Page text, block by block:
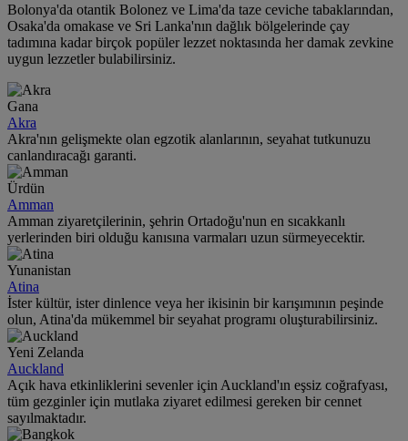
Bolonya'da otantik Bolonez ve Lima'da taze ceviche tabaklarından,
Osaka'da omakase ve Sri Lanka'nın dağlık bölgelerinde çay
tadımına kadar birçok popüler lezzet noktasında her damak zevkine
uygun lezzetler bulabilirsiniz.
Gana
Akra
Akra'nın gelişmekte olan egzotik alanlarının, seyahat tutkunuzu
canlandıracağı garanti.
Ürdün
Amman
Amman ziyaretçilerinin, şehrin Ortadoğu'nun en sıcakkanlı
yerlerinden biri olduğu kanısına varmaları uzun sürmeyecektir.
Yunanistan
Atina
İster kültür, ister dinlence veya her ikisinin bir karışımının peşinde
olun, Atina'da mükemmel bir seyahat programı oluşturabilirsiniz.
Yeni Zelanda
Auckland
Açık hava etkinliklerini sevenler için Auckland'ın eşsiz coğrafyası,
tüm gezginler için mutlaka ziyaret edilmesi gereken bir cennet
sayılmaktadır.